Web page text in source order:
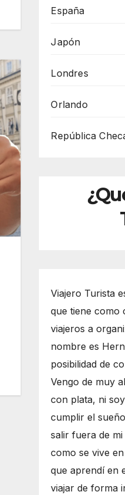
España
Japón
Londres
Orlando
República
Viajero Turista
que tiene como
viajeros a
nombre es
posibilidad de
Vengo de muy
con plata, ni
cumplir el
salir fuera de
como se vive
que aprendí en
viajar de forma